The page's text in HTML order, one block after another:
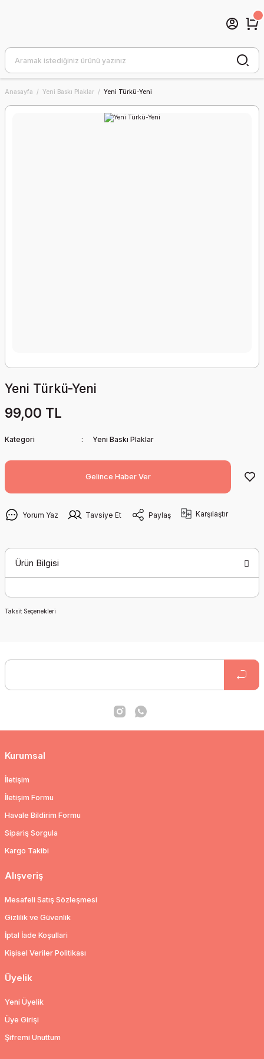
Anasayfa Yeni Baskı Plaklar Yeni Türkü-Yeni
Yeni Türkü-Yeni
99,00 TL
Kategori Yeni Baskı Plaklar
Gelince Haber Ver
Yorum Yaz Tavsiye Et Paylaş Karşılaştır
Ürün Bilgisi
Taksit Seçenekleri
Kurumsal
İletişim
İletişim Formu
Havale Bildirim Formu
Sipariş Sorgula
Kargo Takibi
Alışveriş
Mesafeli Satış Sözleşmesi
Gizlilik ve Güvenlik
İptal İade Koşullari
Kişisel Veriler Politikası
Üyelik
Yeni Üyelik
Üye Girişi
Şifremi Unuttum